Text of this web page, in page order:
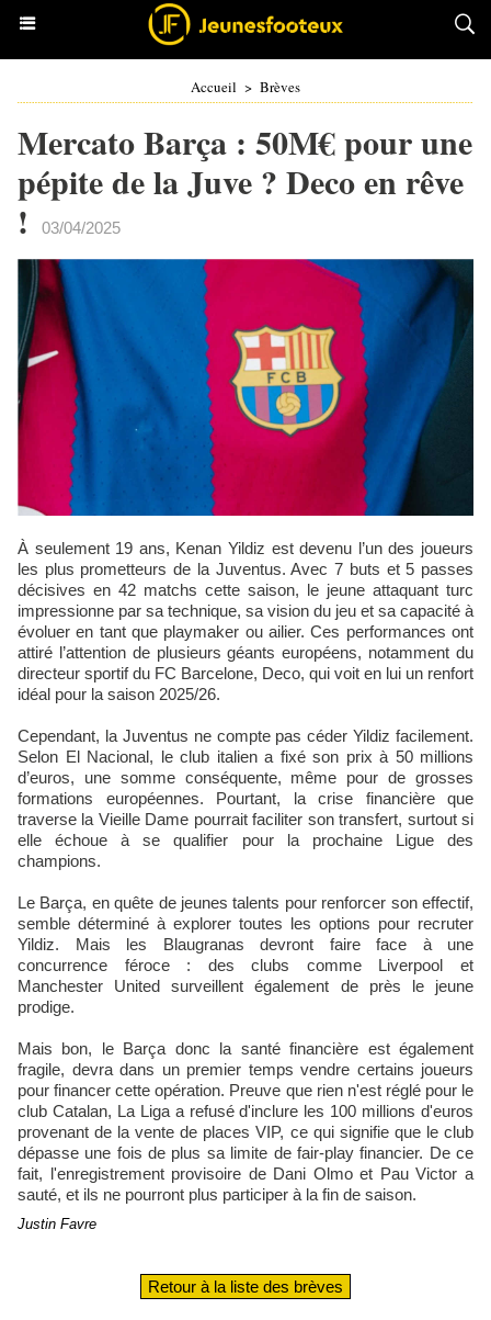
Accueil > Brèves
Mercato Barça : 50M€ pour une
pépite de la Juve ? Deco en rêve
!
03/04/2025
À seulement 19 ans, Kenan Yildiz est devenu l’un des joueurs
les plus prometteurs de la Juventus. Avec 7 buts et 5 passes
décisives en 42 matchs cette saison, le jeune attaquant turc
impressionne par sa technique, sa vision du jeu et sa capacité à
évoluer en tant que playmaker ou ailier. Ces performances ont
attiré l’attention de plusieurs géants européens, notamment du
directeur sportif du FC Barcelone, Deco, qui voit en lui un renfort
idéal pour la saison 2025/26.
Cependant, la Juventus ne compte pas céder Yildiz facilement.
Selon El Nacional, le club italien a fixé son prix à 50 millions
d’euros, une somme conséquente, même pour de grosses
formations européennes. Pourtant, la crise financière que
traverse la Vieille Dame pourrait faciliter son transfert, surtout si
elle échoue à se qualifier pour la prochaine Ligue des
champions.
Le Barça, en quête de jeunes talents pour renforcer son effectif,
semble déterminé à explorer toutes les options pour recruter
Yildiz. Mais les Blaugranas devront faire face à une
concurrence féroce : des clubs comme Liverpool et
Manchester United surveillent également de près le jeune
prodige.
Mais bon, le Barça donc la santé financière est également
fragile, devra dans un premier temps vendre certains joueurs
pour financer cette opération. Preuve que rien n'est réglé pour le
club Catalan, La Liga a refusé d'inclure les 100 millions d'euros
provenant de la vente de places VIP, ce qui signifie que le club
dépasse une fois de plus sa limite de fair-play financier. De ce
fait, l'enregistrement provisoire de Dani Olmo et Pau Victor a
sauté, et ils ne pourront plus participer à la fin de saison.
Justin Favre
Retour à la liste des brèves